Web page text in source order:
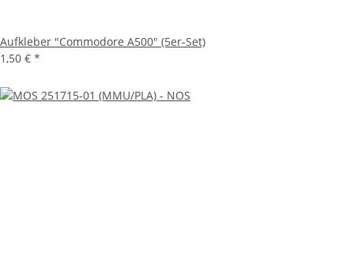
Aufkleber "Commodore A500" (5er-Set)
1,50 € *